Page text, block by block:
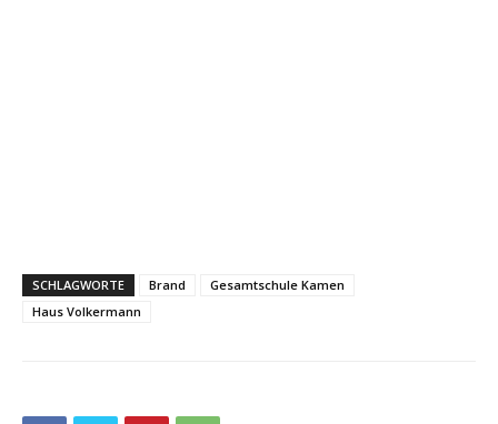
SCHLAGWORTE Brand
Gesamtschule Kamen
Haus Volkermann